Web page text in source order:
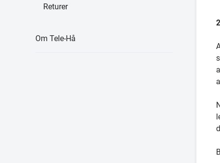
Returer
Om Tele-Hå